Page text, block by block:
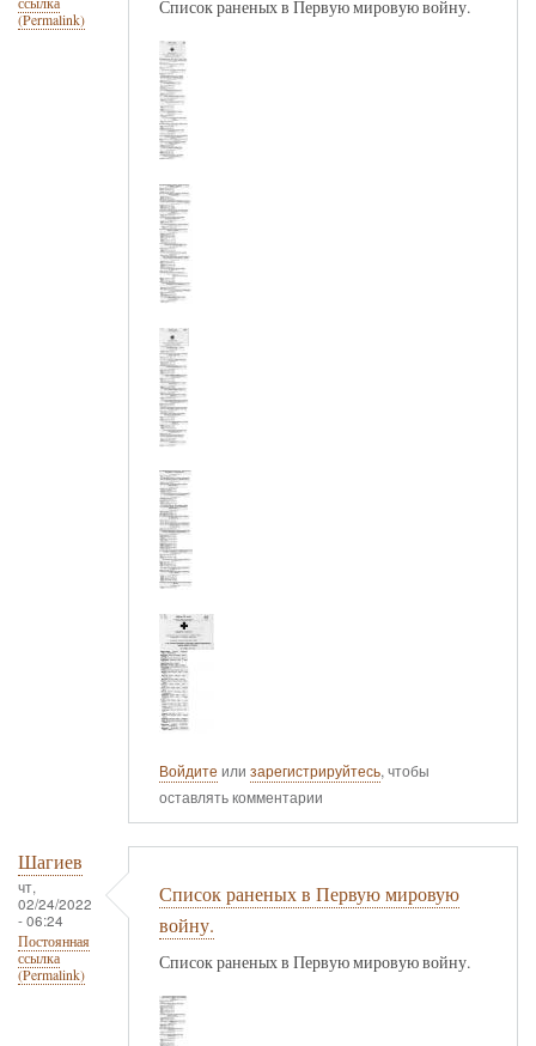
(Permalink)
Список раненых в Первую мировую войну.
Войдите или зарегистрируйтесь, чтобы
оставлять комментарии
Шагиев
чт,
02/24/2022
- 06:24
Постоянная
ссылка
(Permalink)
Список раненых в Первую мировую
войну.
Список раненых в Первую мировую войну.